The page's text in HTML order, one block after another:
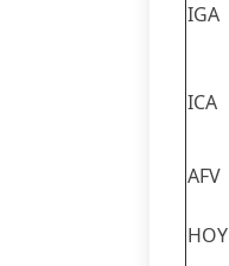
IGA
ICA
AFV
HOY